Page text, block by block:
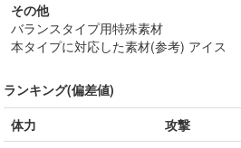
その他
バランスタイプ用特殊素材
本タイプに対応した素材(参考) アイス
ランキング(偏差値)
体力
攻撃